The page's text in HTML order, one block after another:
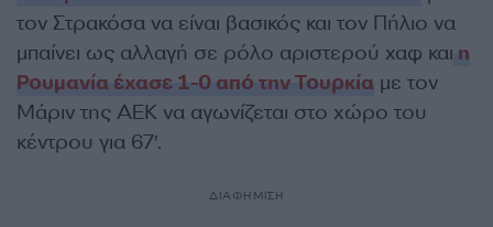
τον Στρακόσα να είναι βασικός και τον Πήλιο να
μπαίνει ως αλλαγή σε ρόλο αριστερού χαφ και η
Ρουμανία έχασε 1-0 από την Τουρκία με τον
Μάριν της ΑΕΚ να αγωνίζεται στο χώρο του
κέντρου για 67′.
ΔΙΑΦΗΜΙΣΗ